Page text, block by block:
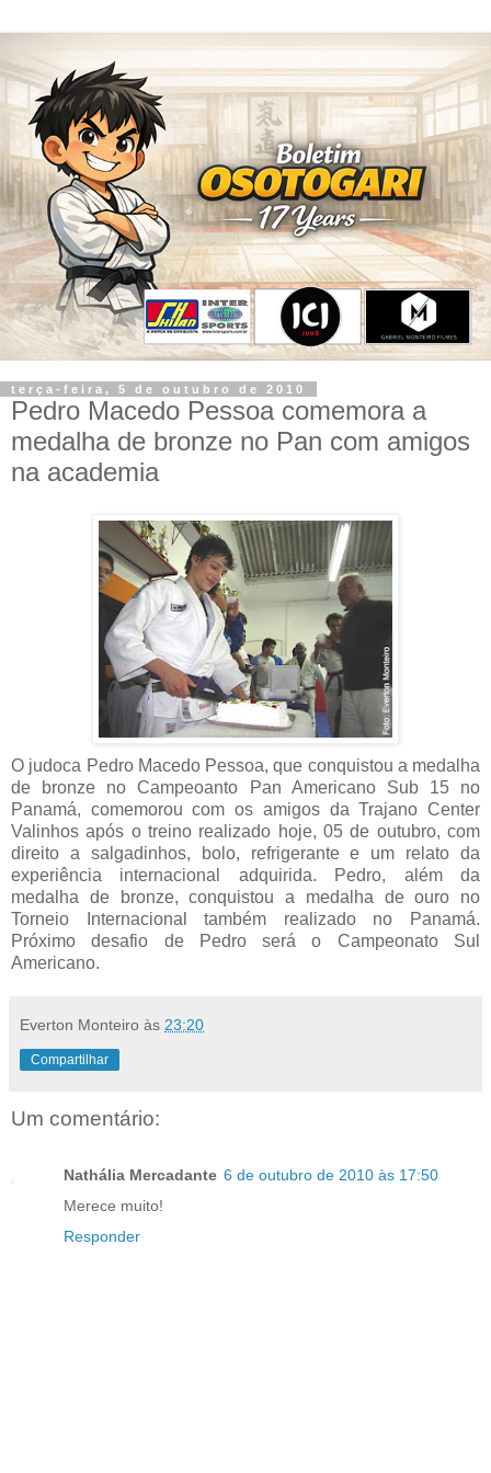
terça-feira, 5 de outubro de 2010
Pedro Macedo Pessoa comemora a
medalha de bronze no Pan com amigos
na academia
O judoca Pedro Macedo Pessoa, que conquistou a medalha
de bronze no Campeoanto Pan Americano Sub 15 no
Panamá, comemorou com os amigos da Trajano Center
Valinhos após o treino realizado hoje, 05 de outubro, com
direito a salgadinhos, bolo, refrigerante e um relato da
experiência internacional adquirida. Pedro, além da
medalha de bronze, conquistou a medalha de ouro no
Torneio Internacional também realizado no Panamá.
Próximo desafio de Pedro será o Campeonato Sul
Americano.
Everton Monteiro às 23:20
Compartilhar
Um comentário:
Nathália Mercadante 6 de outubro de 2010 às 17:50
Merece muito!
Responder